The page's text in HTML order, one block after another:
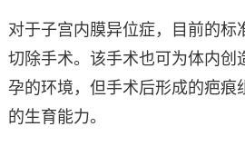
对于子宫内膜异位症，目前的标
切除手术。该手术也可为体内创
孕的环境，但手术后形成的疤痕
的生育能力。